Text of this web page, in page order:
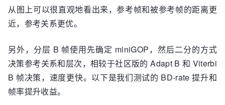
从图上可以很直观地看出来，参考帧和被参考帧的距离更
近，参考关系更优。
另外，分层 B 帧使用先确定 miniGOP，然后二分的方式
决策参考关系和层次，相较于社区版的 Adapt B 和 Viterbi
B 帧决策，速度更快。以下是我们测试的 BD-rate 提升和
帧率提升收益。